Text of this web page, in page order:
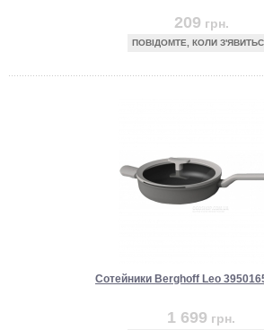
209 грн.
ПОВІДОМТЕ, КОЛИ
Сотейники Berghoff Leo
1 699 грн.